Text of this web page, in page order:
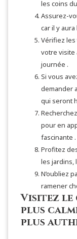
les coins
Assurez-
car il y
Vérifiez les
votre visite
journée .
Si vous
demander
qui seront
pour en
fascinante .
Profitez
les jardins,
N’oubliez
ramener
Visitez le
plus
plus